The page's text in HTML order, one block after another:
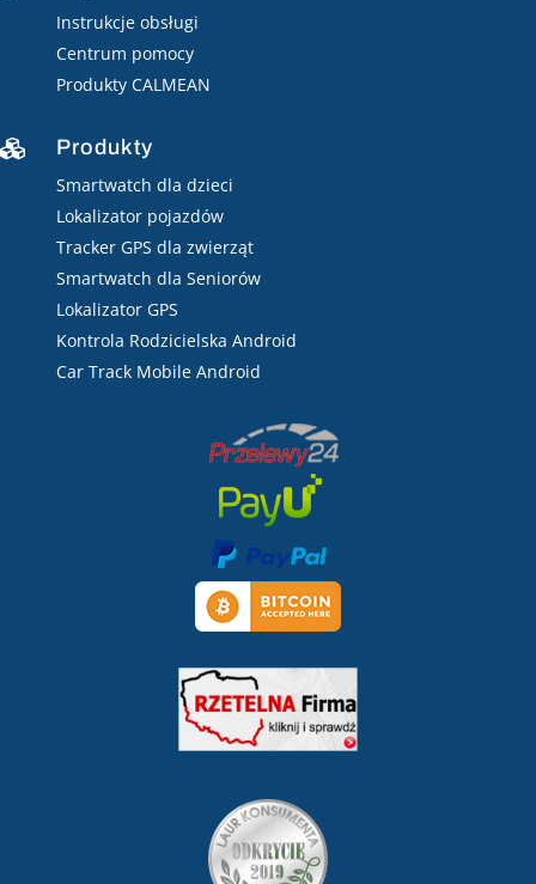
Instrukcje obsługi
Centrum pomocy
Produkty CALMEAN
 Produkty
Smartwatch dla dzieci
Lokalizator pojazdów
Tracker GPS dla zwierząt
Smartwatch dla Seniorów
Lokalizator GPS
Kontrola Rodzicielska Android
Car Track Mobile Android